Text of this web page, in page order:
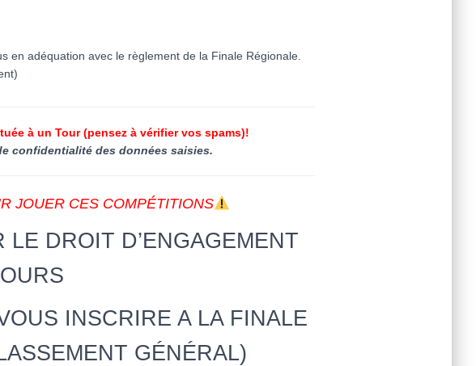
en adéquation avec le règlement de la Finale Régionale.
à un Tour (pensez à vérifier vos spams)!
confidentialité des données saisies.
JOUER CES COMPÉTITIONS
DROIT D’ENGAGEMENT
INSCRIRE A LA FINALE
GÉNÉRAL)